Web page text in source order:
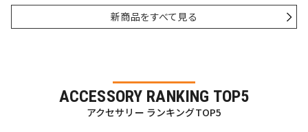
新商品をすべて見る
ACCESSORY RANKING TOP5
アクセサリー ランキングTOP5